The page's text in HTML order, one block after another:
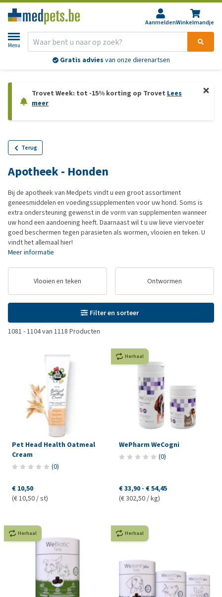
AanmeldenWinkelmandje
Menu
Gratis advies van onze dierenartsen
Trovet Week: tot -15% korting op Trovet Lees
meer
Terug
Apotheek - Honden
Bij de apotheek van Medpets vindt u een groot assortiment
geneesmiddelen en voedingssupplementen voor uw hond. Soms is
extra ondersteuning gewenst in de vorm van supplementen wanneer
uw hond een aandoening heeft. Daarnaast wil t u uw lieve viervoeter
goed beschermen tegen parasieten als wormen, vlooien en teken. U
vindt het allemaal hier!
Meer informatie
Vlooien en teken Ontwormen
Filter en sorteer
1081 -1104van 1118 Producten
Pet Head Health Oatmeal
Cream
(0)
€ 10,50
(€ 10,50 / st)
Herhaal
WePharm WeCogni
(0)
€ 33,90 - € 54,45
(€ 302,50 / kg)
Herhaal Herhaal